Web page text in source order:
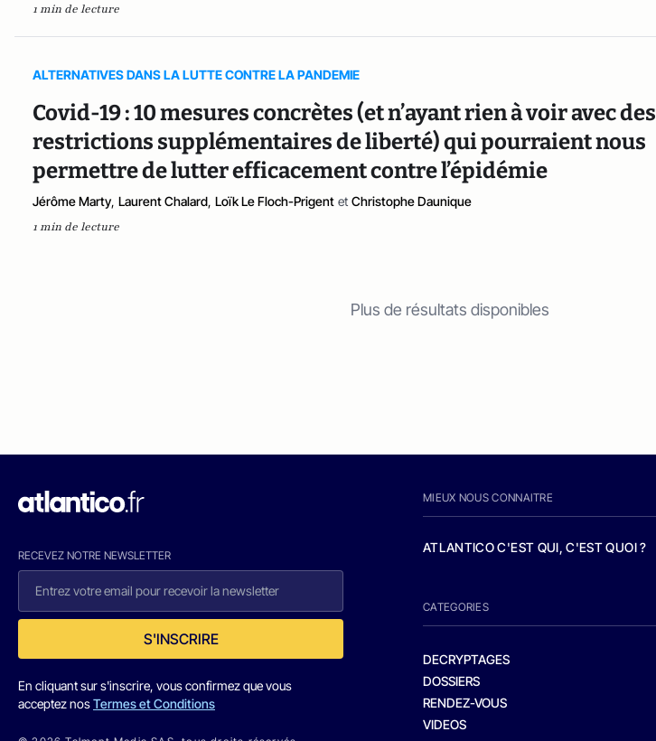
1 min de lecture
ALTERNATIVES DANS LA LUTTE CONTRE LA PANDEMIE
Covid-19 : 10 mesures concrètes (et n’ayant rien à voir avec des
restrictions supplémentaires de liberté) qui pourraient nous
permettre de lutter efficacement contre l’épidémie
Jérôme Marty, Laurent Chalard, Loïk Le Floch-Prigent et Christophe Daunique
1 min de lecture
Plus de résultats disponibles
RECEVEZ NOTRE NEWSLETTER
S'INSCRIRE
En cliquant sur s'inscrire, vous confirmez que vous
acceptez nosTermes et Conditions
MIEUX NOUS CONNAITRE
ATLANTICO C'EST QUI, C'EST QUOI ?
CATEGORIES
DECRYPTAGES
DOSSIERS
RENDEZ-VOUS
VIDEOS